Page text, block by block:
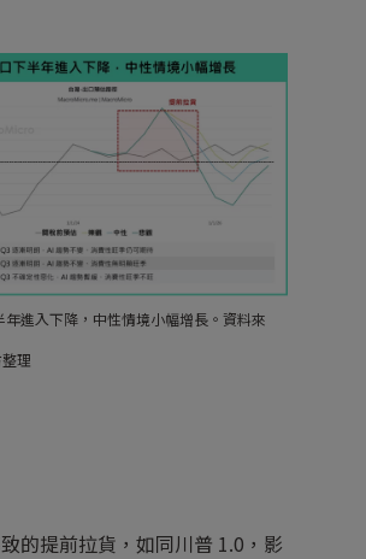
年進入下降，中性情境小幅增長。 資料來
理
的提前拉貨，如同川普 1.0，影